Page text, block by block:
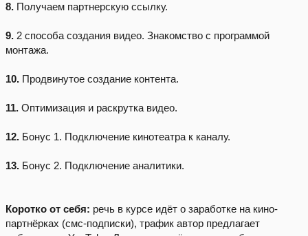
8. Получаем партнерскую ссылку.
9. 2 способа создания видео. Знакомство с программой
монтажа.
10. Продвинутое создание контента.
11. Оптимизация и раскрутка видео.
12. Бонус 1. Подключение кинотеатра к каналу.
13. Бонус 2. Подключение аналитики.
Коротко от себя: речь в курсе идёт о заработке на кино-
партнёрках (смс-подписки), трафик автор предлагает